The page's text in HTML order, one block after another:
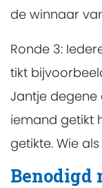
de winnaar
Ronde 3:
tikt
Jantje degene
iemand getikt
getikte. Wie
Benodigd